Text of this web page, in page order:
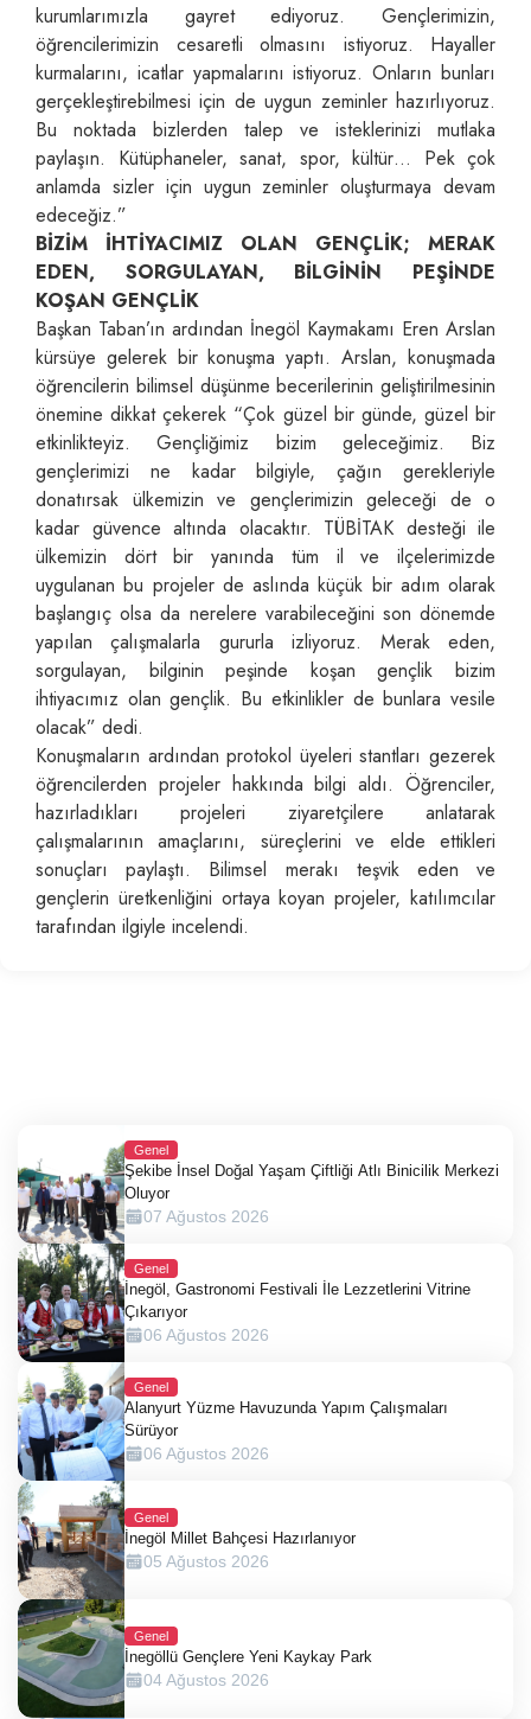
kurumlarımızla gayret ediyoruz. Gençlerimizin,
öğrencilerimizin cesaretli olmasını istiyoruz. Hayaller
kurmalarını, icatlar yapmalarını istiyoruz. Onların bunları
gerçekleştirebilmesi için de uygun zeminler hazırlıyoruz.
Bu noktada bizlerden talep ve isteklerinizi mutlaka
paylaşın. Kütüphaneler, sanat, spor, kültür… Pek çok
anlamda sizler için uygun zeminler oluşturmaya devam
edeceğiz.”
BİZİM İHTİYACIMIZ OLAN GENÇLİK; MERAK
EDEN, SORGULAYAN, BİLGİNİN PEŞİNDE
KOŞAN GENÇLİK
Başkan Taban’ın ardından İnegöl Kaymakamı Eren Arslan
kürsüye gelerek bir konuşma yaptı. Arslan, konuşmada
öğrencilerin bilimsel düşünme becerilerinin geliştirilmesinin
önemine dikkat çekerek “Çok güzel bir günde, güzel bir
etkinlikteyiz. Gençliğimiz bizim geleceğimiz. Biz
gençlerimizi ne kadar bilgiyle, çağın gerekleriyle
donatırsak ülkemizin ve gençlerimizin geleceği de o
kadar güvence altında olacaktır. TÜBİTAK desteği ile
ülkemizin dört bir yanında tüm il ve ilçelerimizde
uygulanan bu projeler de aslında küçük bir adım olarak
başlangıç olsa da nerelere varabileceğini son dönemde
yapılan çalışmalarla gururla izliyoruz. Merak eden,
sorgulayan, bilginin peşinde koşan gençlik bizim
ihtiyacımız olan gençlik. Bu etkinlikler de bunlara vesile
olacak” dedi.
Konuşmaların ardından protokol üyeleri stantları gezerek
öğrencilerden projeler hakkında bilgi aldı. Öğrenciler,
hazırladıkları projeleri ziyaretçilere anlatarak
çalışmalarının amaçlarını, süreçlerini ve elde ettikleri
sonuçları paylaştı. Bilimsel merakı teşvik eden ve
gençlerin üretkenliğini ortaya koyan projeler, katılımcılar
tarafından ilgiyle incelendi.
Genel
Şekibe İnsel Doğal Yaşam Çiftliği Atlı Binicilik Merkezi
Oluyor
07 Ağustos 2026
Genel
İnegöl, Gastronomi Festivali İle Lezzetlerini Vitrine
Çıkarıyor
06 Ağustos 2026
Genel
Alanyurt Yüzme Havuzunda Yapım Çalışmaları
Sürüyor
06 Ağustos 2026
Genel
İnegöl Millet Bahçesi Hazırlanıyor
05 Ağustos 2026
Genel
İnegöllü Gençlere Yeni Kaykay Park
04 Ağustos 2026